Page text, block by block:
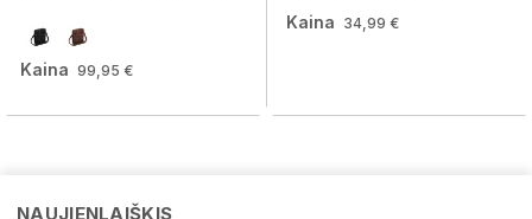
Kaina 99,95 €
Kaina 34,99 €
NAUJIENLAIŠKIS